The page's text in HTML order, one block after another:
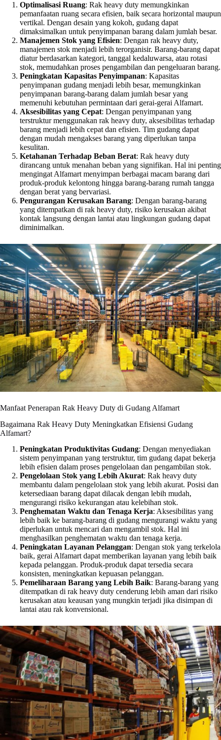
Optimalisasi Ruang: Rak heavy duty memungkinkan
pemanfaatan ruang secara efisien, baik secara horizontal maupun
vertikal. Dengan desain yang kokoh, gudang dapat
dimaksimalkan untuk penyimpanan barang dalam jumlah besar.
Manajemen Stok yang Efisien: Dengan rak heavy duty,
manajemen stok menjadi lebih terorganisir. Barang-barang dapat
diatur berdasarkan kategori, tanggal kedaluwarsa, atau rotasi
stok, memudahkan proses pengambilan dan pengeluaran barang.
Peningkatan Kapasitas Penyimpanan: Kapasitas
penyimpanan gudang menjadi lebih besar, memungkinkan
penyimpanan barang-barang dalam jumlah besar yang
memenuhi kebutuhan permintaan dari gerai-gerai Alfamart.
Aksesibilitas yang Cepat: Dengan penyimpanan yang
terstruktur menggunakan rak heavy duty, aksesibilitas terhadap
barang menjadi lebih cepat dan efisien. Tim gudang dapat
dengan mudah mengakses barang yang diperlukan tanpa
kesulitan.
Ketahanan Terhadap Beban Berat: Rak heavy duty
dirancang untuk menahan beban yang signifikan. Hal ini penting
mengingat Alfamart menyimpan berbagai macam barang dari
produk-produk kelontong hingga barang-barang rumah tangga
dengan berat yang bervariasi.
Pengurangan Kerusakan Barang: Dengan barang-barang
yang ditempatkan di rak heavy duty, risiko kerusakan akibat
kontak langsung dengan lantai atau lingkungan gudang dapat
diminimalkan.
Manfaat Penerapan Rak Heavy Duty di Gudang Alfamart
Bagaimana Rak Heavy Duty Meningkatkan Efisiensi Gudang
Alfamart?
Peningkatan Produktivitas Gudang: Dengan menyediakan
sistem penyimpanan yang terstruktur, tim gudang dapat bekerja
lebih efisien dalam proses pengelolaan dan pengambilan stok.
Pengelolaan Stok yang Lebih Akurat: Rak heavy duty
membantu dalam pengelolaan stok yang lebih akurat. Posisi dan
ketersediaan barang dapat dilacak dengan lebih mudah,
mengurangi risiko kekurangan atau kelebihan stok.
Penghematan Waktu dan Tenaga Kerja: Aksesibilitas yang
lebih baik ke barang-barang di gudang mengurangi waktu yang
diperlukan untuk mencari dan mengambil stok. Hal ini
menghasilkan penghematan waktu dan tenaga kerja.
Peningkatan Layanan Pelanggan: Dengan stok yang terkelola
baik, gerai Alfamart dapat memberikan layanan yang lebih baik
kepada pelanggan. Produk-produk dapat tersedia secara
konsisten, meningkatkan kepuasan pelanggan.
Pemeliharaan Barang yang Lebih Baik: Barang-barang yang
ditempatkan di rak heavy duty cenderung lebih aman dari risiko
kerusakan atau keausan yang mungkin terjadi jika disimpan di
lantai atau rak konvensional.